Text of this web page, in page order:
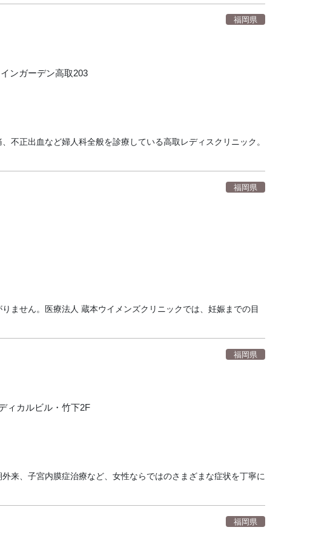
福岡県
ンガーデン高取203
不正出血など婦人科全般を診療している高取レディスクリニック。
福岡県
ません。医療法人 蔵本ウイメンズクリニックでは、妊娠までの目
福岡県
ィカルビル・竹下2F
来、子宮内膜症治療など、女性ならではのさまざまな症状を丁寧に
福岡県